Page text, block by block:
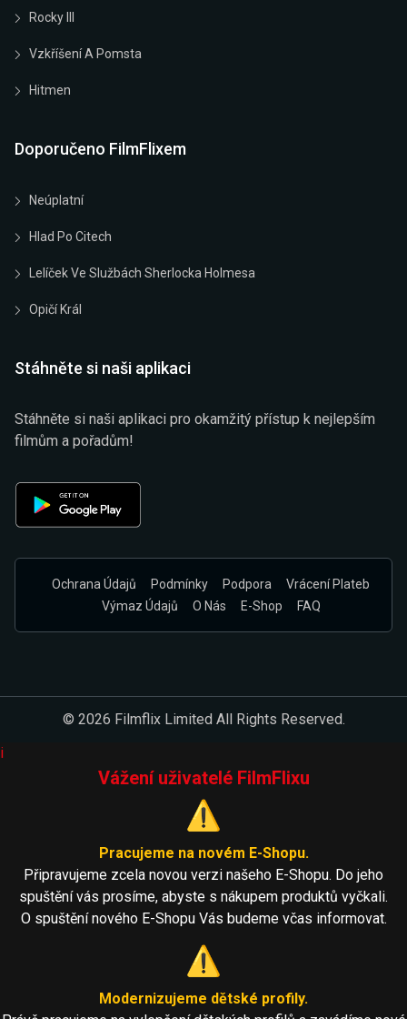
Rocky III
Vzkříšení A Pomsta
Hitmen
Doporučeno FilmFlixem
Neúplatní
Hlad Po Citech
Lelíček Ve Službách Sherlocka Holmesa
Opičí Král
Stáhněte si naši aplikaci
Stáhněte si naši aplikaci pro okamžitý přístup k nejlepším
filmům a pořadům!
Ochrana Údajů Podmínky Podpora
Vrácení Plateb
Výmaz Údajů
O Nás E-Shop FAQ
© 2026 Filmflix Limited All Rights Reserved.
i
Vážení uživatelé FilmFlixu
⚠️
Pracujeme na novém E-Shopu.
Připravujeme zcela novou verzi našeho E-Shopu. Do jeho
spuštění vás prosíme, abyste s nákupem produktů vyčkali.
O spuštění nového E-Shopu Vás budeme včas informovat.
⚠️
Modernizujeme dětské profily.